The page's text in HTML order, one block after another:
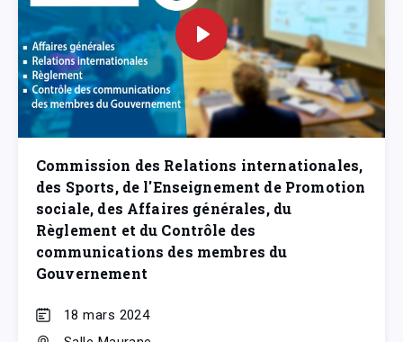
Commission des Relations internationales,
des Sports, de l'Enseignement de Promotion
sociale, des Affaires générales, du
Règlement et du Contrôle des
communications des membres du
Gouvernement
18 mars 2024